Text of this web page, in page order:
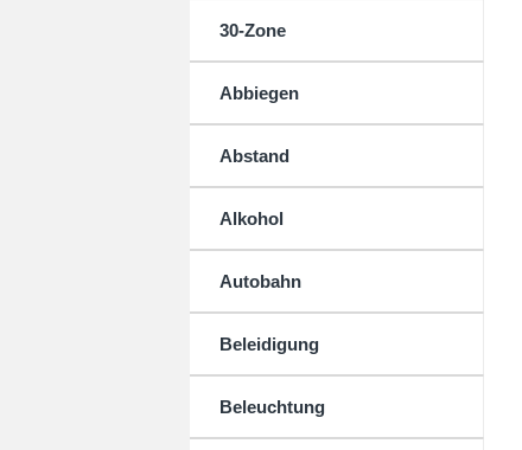
30-Zone
Abbiegen
Abstand
Alkohol
Autobahn
Beleidigung
Beleuchtung